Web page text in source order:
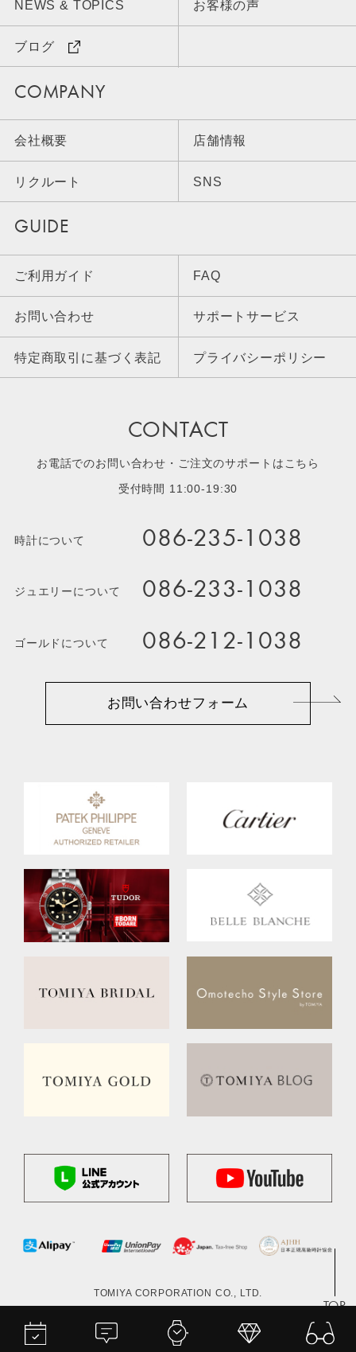
TOP
NEWS & TOPICS お客様の声
ブログ
COMPANY
会社概要 店舗情報
リクルート SNS
GUIDE
ご利用ガイド FAQ
お問い合わせ サポートサービス
特定商取引に基づく表記 プライバシーポリシー
CONTACT
お電話でのお問い合わせ・ご注文のサポートはこちら
受付時間 11:00-19:30
時計について 086-235-1038
ジュエリーについて 086-233-1038
ゴールドについて 086-212-1038
お問い合わせフォーム
TOMIYA CORPORATION CO., LTD.